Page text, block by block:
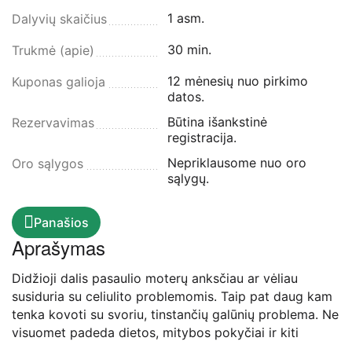
Dalyvių skaičius 1 asm.
Trukmė (apie) 30 min.
Kuponas galioja
12 mėnesių nuo pirkimo
datos.
Rezervavimas
Būtina išankstinė
registracija.
Oro sąlygos
Nepriklausome nuo oro
sąlygų.
Panašios
Aprašymas
Didžioji dalis pasaulio moterų anksčiau ar vėliau
susiduria su celiulito problemomis. Taip pat daug kam
tenka kovoti su svoriu, tinstančių galūnių problema. Ne
visuomet padeda dietos, mitybos pokyčiai ir kiti